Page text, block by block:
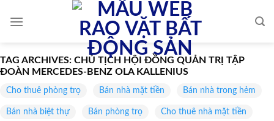
TAG ARCHIVES: CHỦ TỊCH HỘI ĐỒNG QUẢN TRỊ TẬP
ĐOÀN MERCEDES-BENZ OLA KALLENIUS
Cho thuê phòng trọ Bán nhà mặt tiền Bán nhà trong hẻm
Bán nhà biệt thự Bán phòng trọ Cho thuê nhà mặt tiền